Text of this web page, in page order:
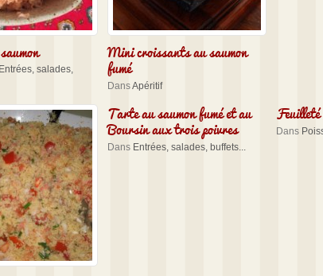
Entrées, salades,
Mini croissants au saumon
fumé
DansApéritif
Tarte au saumon fumé et au
Boursin aux trois poivres
Dans Entrées, salades, buffets...
Dans